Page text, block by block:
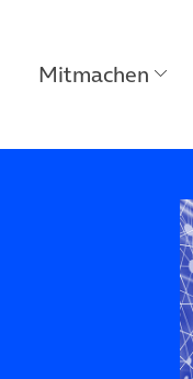
Mitmachen